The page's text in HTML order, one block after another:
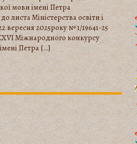
мови імені Петра
листа Міністерства освіти і
вересня 2025року № 1/19641-25
Міжнародного конкурсу
Петра […]